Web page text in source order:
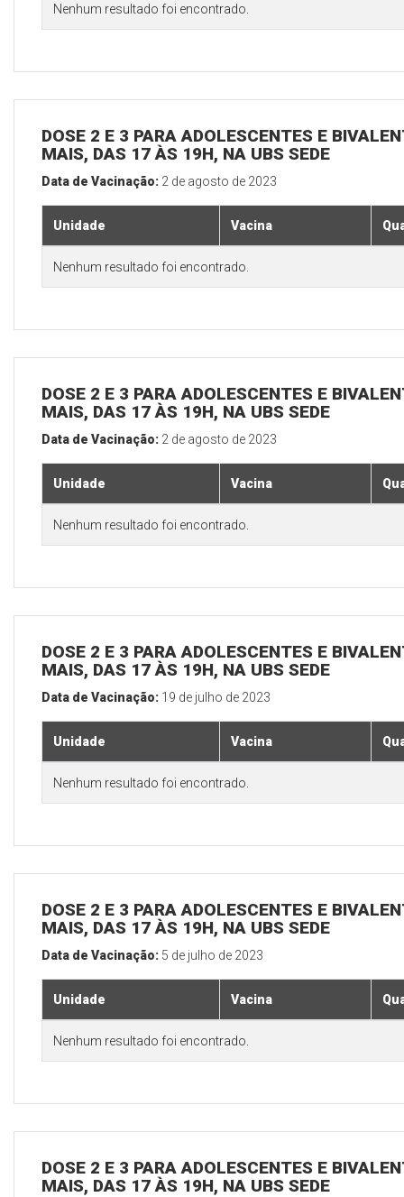
Nenhum resultado foi encontrado.
DOSE 2 E 3 PARA ADOLESCENTES E
MAIS, DAS 17 ÀS 19H, NA UBS SEDE
Data de Vacinação: 2 de agosto de 2023
Unidade Vacina
Nenhum resultado foi encontrado.
DOSE 2 E 3 PARA ADOLESCENTES E
MAIS, DAS 17 ÀS 19H, NA UBS SEDE
Data de Vacinação: 2 de agosto de 2023
Unidade Vacina
Nenhum resultado foi encontrado.
DOSE 2 E 3 PARA ADOLESCENTES E
MAIS, DAS 17 ÀS 19H, NA UBS SEDE
Data de Vacinação: 19 de julho de 2023
Unidade Vacina
Nenhum resultado foi encontrado.
DOSE 2 E 3 PARA ADOLESCENTES E
MAIS, DAS 17 ÀS 19H, NA UBS SEDE
Data de Vacinação: 5 de julho de 2023
Unidade Vacina
Nenhum resultado foi encontrado.
DOSE 2 E 3 PARA ADOLESCENTES E
MAIS, DAS 17 ÀS 19H, NA UBS SEDE